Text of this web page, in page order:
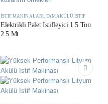
İSTIF MAKINALARI, TAM AKÜLÜ İSTIF
Elektrikli Palet İstifleyici 1.5 Ton
2.5 Mt